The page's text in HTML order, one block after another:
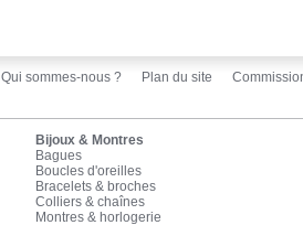
Qui sommes-nous ? Plan du site
Bijoux & Montres
Bagues
Boucles d'oreilles
Bracelets & broches
Colliers & chaînes
Montres & horlogerie